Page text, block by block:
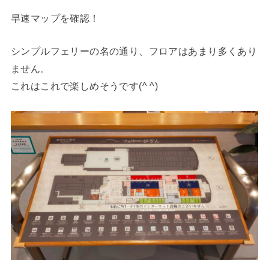
早速マップを確認！
シンプルフェリーの名の通り、フロアはあまり多くあり
ません。
これはこれで楽しめそうです(^ ^)